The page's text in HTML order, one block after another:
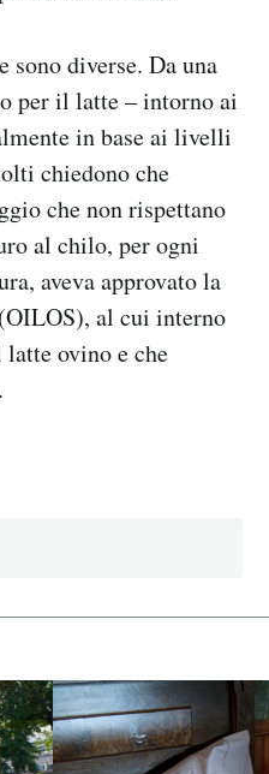
sono diverse. Da una
per il latte – intorno ai
in base ai livelli
chiedono che
che non rispettano
al chilo, per ogni
aveva approvato la
al cui interno
ovino e che